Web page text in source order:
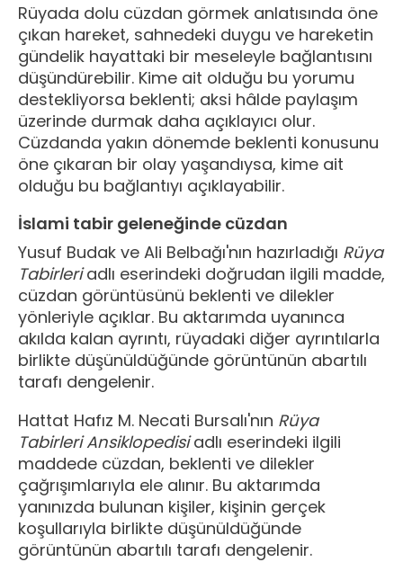
Rüyada dolu cüzdan görmek anlatısında öne
çıkan hareket, sahnedeki duygu ve hareketin
gündelik hayattaki bir meseleyle bağlantısını
düşündürebilir. Kime ait olduğu bu yorumu
destekliyorsa beklenti; aksi hâlde paylaşım
üzerinde durmak daha açıklayıcı olur.
Cüzdanda yakın dönemde beklenti konusunu
öne çıkaran bir olay yaşandıysa, kime ait
olduğu bu bağlantıyı açıklayabilir.
İslami tabir geleneğinde cüzdan
Yusuf Budak ve Ali Belbağı'nın hazırladığı Rüya
Tabirleriadlı eserindeki doğrudan ilgili madde,
cüzdan görüntüsünü beklenti ve dilekler
yönleriyle açıklar. Bu aktarımda uyanınca
akılda kalan ayrıntı, rüyadaki diğer ayrıntılarla
birlikte düşünüldüğünde görüntünün abartılı
tarafı dengelenir.
Hattat Hafız M. Necati Bursalı'nın Rüya
Tabirleri Ansiklopedisiadlı eserindeki ilgili
maddede cüzdan, beklenti ve dilekler
çağrışımlarıyla ele alınır. Bu aktarımda
yanınızda bulunan kişiler, kişinin gerçek
koşullarıyla birlikte düşünüldüğünde
görüntünün abartılı tarafı dengelenir.